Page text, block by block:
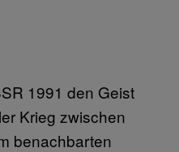
1991 den Geist
Krieg zwischen
benachbarten